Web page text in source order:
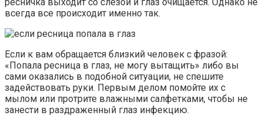
всегда все происходит именно так.
Если к вам обращается близкий человек с фразой:
«Попала ресница в глаз, не могу вытащить» либо вы
сами оказались в подобной ситуации, не спешите
задействовать руки. Первым делом помойте их с
мылом или протрите влажными салфетками, чтобы не
занести в раздраженный глаз инфекцию.